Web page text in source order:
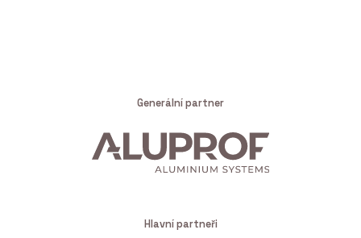
Generální partner
Hlavní partneři